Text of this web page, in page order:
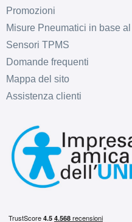
D
Promozioni
Misure Pneumatici in base
Sensori TPMS
Domande frequenti
Mappa del sito
Assistenza clienti